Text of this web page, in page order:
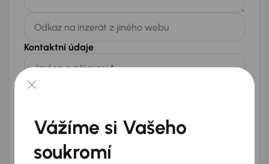
Odkaz na inzerát z jiného webu
Kontaktní údaje
Jméno a příjmení*
+420
E-mail*
Přeji si dostávat informace o atraktivních slevových
nabídkách
Vážíme si Vašeho
soukromí